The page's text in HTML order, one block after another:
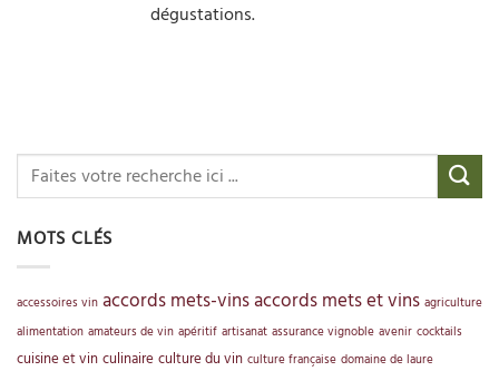
dégustations.
MOTS CLÉS
accessoires vin accords mets-vinsaccords mets et vins agriculture
alimentation amateurs de vin apéritif artisanat assurance vignoble avenir cocktails
cuisine et vin culinaire culture du vin culture française domaine de laure